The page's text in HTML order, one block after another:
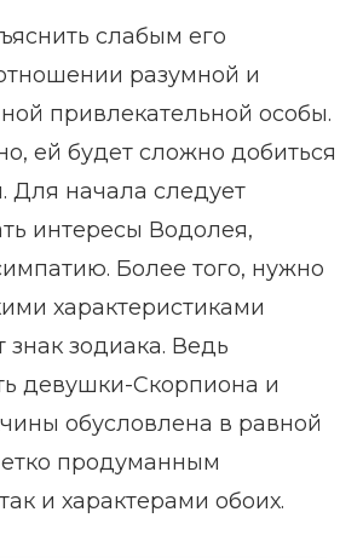
слабым его
разумной и
привлекательной особы.
ей будет сложно добиться
Для начала следует
интересы Водолея,
Более того, нужно
характеристиками
знак зодиака. Ведь
девушки-Скорпиона и
обусловлена в равной
продуманным
и характерами обоих.